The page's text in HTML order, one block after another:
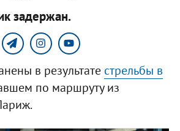
задержан.
в результате стрельбы в
по маршруту из